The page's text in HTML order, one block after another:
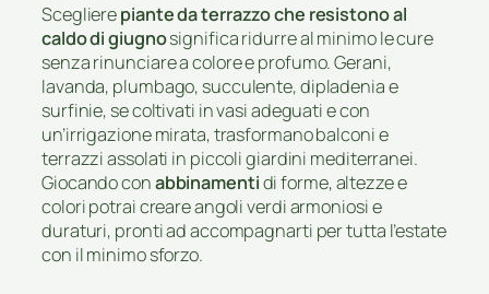
Sceglierepiante da terrazzo che resistono al
caldo di giugnosignifica ridurre al minimo le cure
senza rinunciare a colore e profumo. Gerani,
lavanda, plumbago, succulente, dipladenia e
surfinie, se coltivati in vasi adeguati e con
un’irrigazione mirata, trasformano balconi e
terrazzi assolati in piccoli giardini mediterranei.
Giocando conabbinamentidi forme, altezze e
colori potrai creare angoli verdi armoniosi e
duraturi, pronti ad accompagnarti per tutta l’estate
con il minimo sforzo.